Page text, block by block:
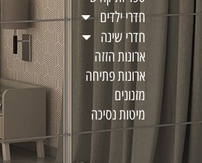
חדרי ילדים
חדרי שינה
ארונות הזזה
ארונות פתיחה
מזנונים
מיטות נסיכה